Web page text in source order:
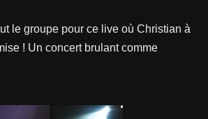
le groupe pour ce live où Christian à
! Un concert brulant comme